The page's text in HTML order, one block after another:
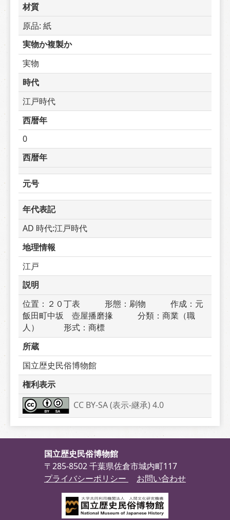
材質
原品: 紙
実物か複製か
実物
時代
江戸時代
西暦年
0
西暦年
元号
年代表記
AD 時代:江戸時代
地理情報
江戸
説明
位置：２０丁表　　　形態：刷物　　　作成：元
飯田町中坂　壺屋播磨掾　　　分類：商業（職
人）　　　形式：商標
所蔵
国立歴史民俗博物館
権利表示
CC BY-SA (表示-継承) 4.0
国立歴史民俗博物館
〒285-8502 千葉県佐倉市城内町117
プライバシーポリシー
お問い合わせ